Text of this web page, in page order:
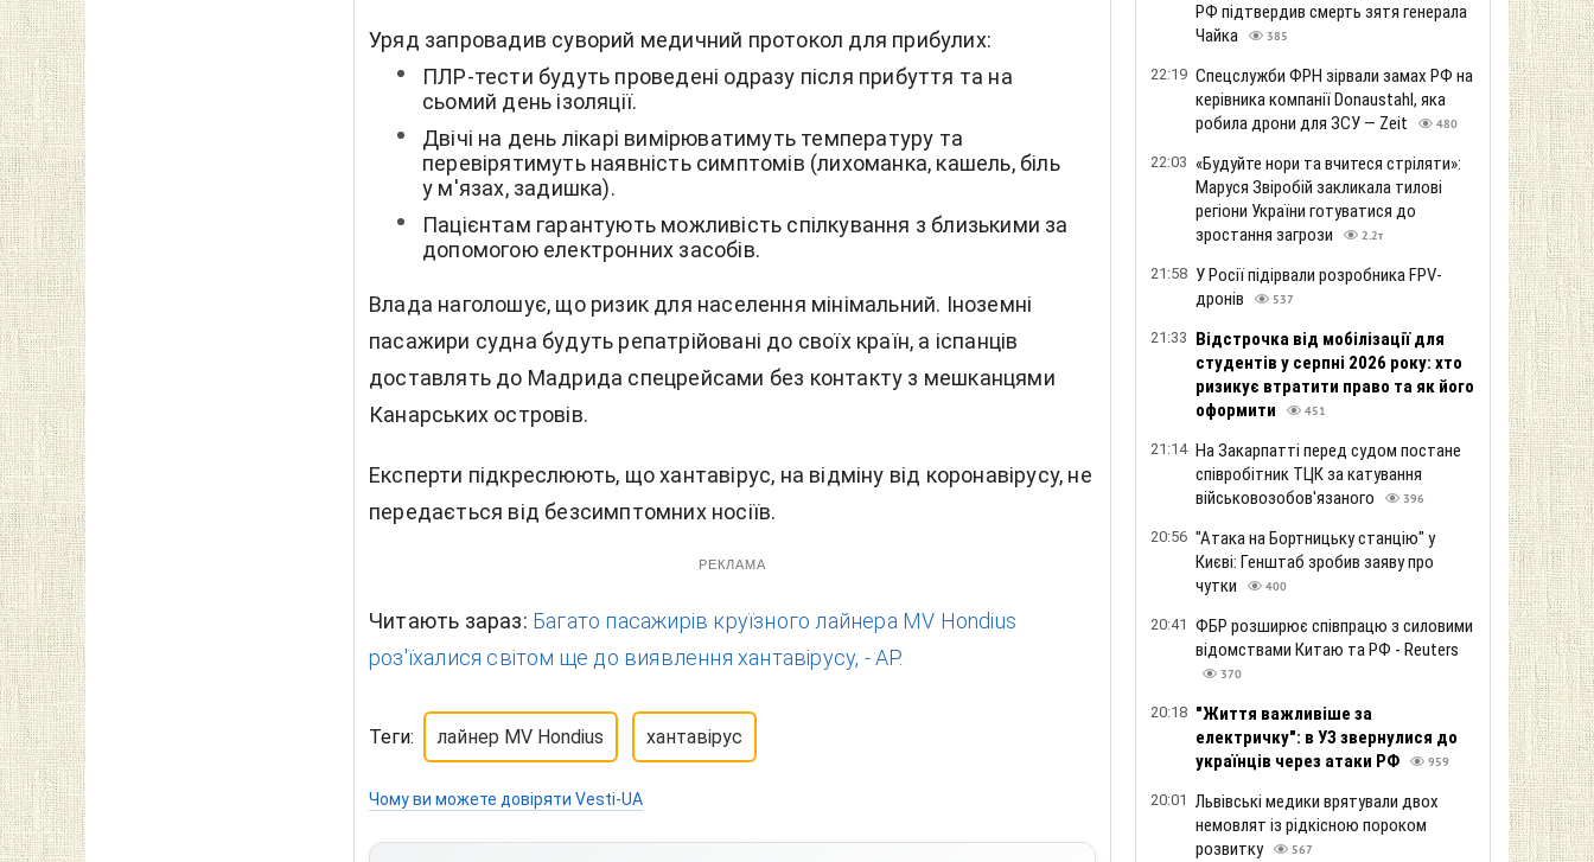
Уряд запровадив суворий медичний протокол для прибулих:
ПЛР-тести будуть проведені одразу після прибуття та на
сьомий день ізоляції.
Двічі на день лікарі вимірюватимуть температуру та
перевірятимуть наявність симптомів (лихоманка, кашель, біль
у м'язах, задишка).
Пацієнтам гарантують можливість спілкування з близькими за
допомогою електронних засобів.
Влада наголошує, що ризик для населення мінімальний. Іноземні
пасажири судна будуть репатрійовані до своїх країн, а іспанців
доставлять до Мадрида спецрейсами без контакту з мешканцями
Канарських островів.
Експерти підкреслюють, що хантавірус, на відміну від коронавірусу, не
передається від безсимптомних носіїв.
РЕКЛАМА
Читають зараз: Багато пасажирів круїзного лайнера MV Hondius
роз'їхалися світом ще до виявлення хантавірусу, - AP.
Теги: лайнер MV Hondius хантавірус
Чому ви можете довіряти Vesti-UA
РФ підтвердив смерть зятя генерала
Чайка
385
22:19 Спецслужби ФРН зірвали замах РФ на
керівника компанії Donaustahl, яка
робила дрони для ЗСУ — Zeit
480
22:03 «Будуйте нори та вчитеся стріляти»:
Маруся Звіробій закликала тилові
регіони України готуватися до
зростання загрози
2.2т
21:58 У Росії підірвали розробника FPV-
дронів
537
21:33 Відстрочка від мобілізації для
студентів у серпні 2026 року: хто
ризикує втратити право та як його
оформити
451
21:14 На Закарпатті перед судом постане
співробітник ТЦК за катування
військовозобов'язаного
396
20:56 "Атака на Бортницьку станцію" у
Києві: Генштаб зробив заяву про
чутки
400
20:41 ФБР розширює співпрацю з силовими
відомствами Китаю та РФ - Reuters
370
20:18 "Життя важливіше за
електричку": в УЗ звернулися до
українців через атаки РФ
959
20:01 Львівські медики врятували двох
немовлят із рідкісною пороком
розвитку
567